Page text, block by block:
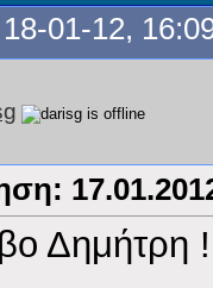
18-01-12,
Δημήτρη !